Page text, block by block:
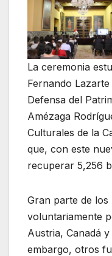
La ceremonia
Fernando
Defensa del
Amézaga
Culturales de la
que, con este
recuperar 5,256
Gran parte de
voluntariamente
Austria, Canadá
embargo, otros